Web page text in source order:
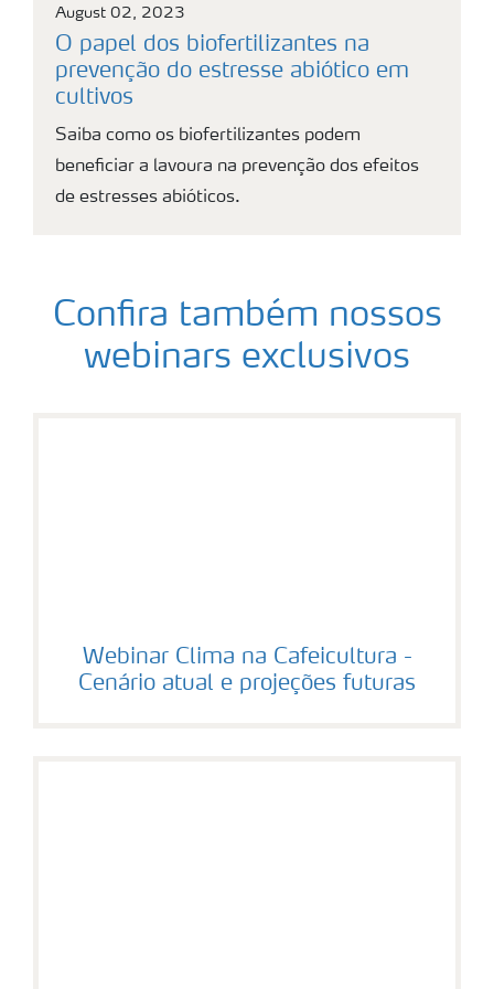
August 02, 2023
O papel dos biofertilizantes na
prevenção do estresse abiótico em
cultivos
Saiba como os biofertilizantes podem
beneficiar a lavoura na prevenção dos efeitos
de estresses abióticos.
Confira também nossos
webinars exclusivos
Webinar Clima na Cafeicultura -
Cenário atual e projeções futuras